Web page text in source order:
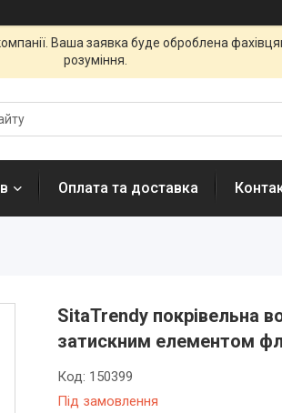
Ваша заявка буде оброблена
розуміння.
Оплата та доставка
SitaTrendy покрівельна
затискним елементом
Під замовлення
Код: 150399